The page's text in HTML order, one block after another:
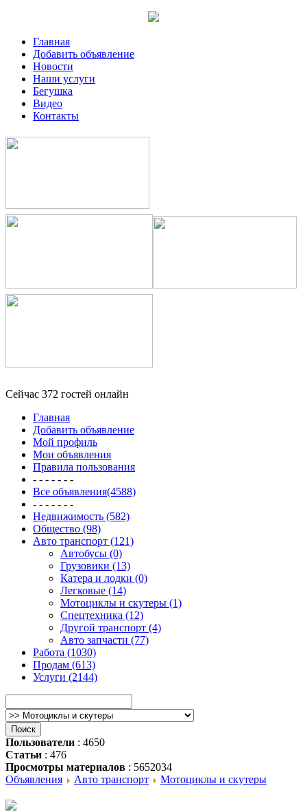
Главная
Добавить объявление
Новости
Наши услуги
Бегушка
Видео
Контакты
Сейчас 372 гостей онлайн
Главная
Добавить объявление
Мой профиль
Мои объявления
Правила пользования
- - - - - - -
Все объявления(4588)
- - - - - - -
Недвижимость (582)
Общество (98)
Авто транспорт (121)
Автобусы (0)
Грузовики (13)
Катера и лодки (0)
Легковые (14)
Мотоциклы и скутеры (1)
Спецтехника (12)
Другой транспорт (4)
Авто запчасти (77)
Работа (1030)
Продам (613)
Услуги (2144)
Пользователи : 4650
Статьи : 476
Просмотры материалов : 5652034
Объявления
Авто транспорт Мотоциклы и скутеры